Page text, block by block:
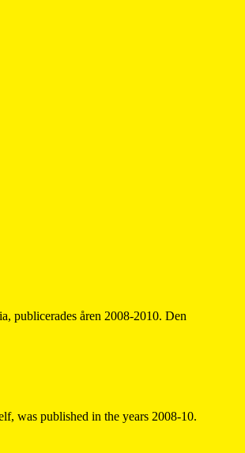
publicerades åren 2008-2010. Den
was published in the years 2008-10.